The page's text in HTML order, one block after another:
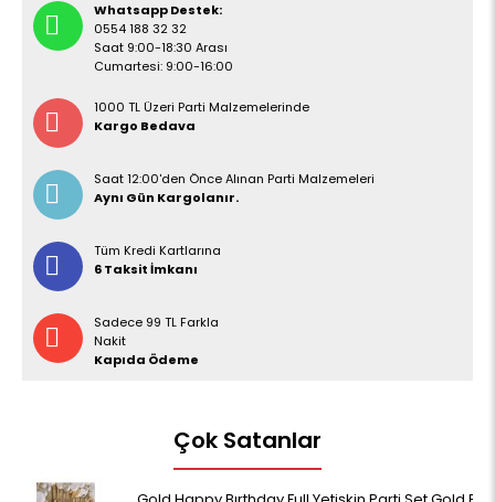
Whatsapp Destek:
0554 188 32 32
Saat 9:00-18:30 Arası
Cumartesi: 9:00-16:00
1000 TL Üzeri Parti Malzemelerinde
Kargo Bedava
Saat 12:00'den Önce Alınan Parti Malzemeleri
Aynı Gün Kargolanır.
Tüm Kredi Kartlarına
6 Taksit İmkanı
Sadece 99 TL Farkla
Nakit
Kapıda Ödeme
Çok Satanlar